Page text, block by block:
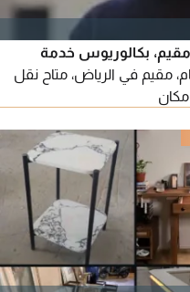
أي عمل، 26 سنة، مقيم، بكالوريوس خدمة
متواجد في المملكة من 4 أيام، مقيم في الرياض، متاح نقل